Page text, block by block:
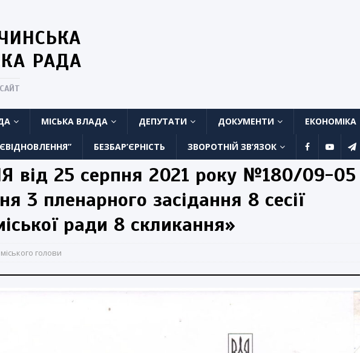
РАДА
МІСЬКА ВЛАДА ДЕПУТАТИ ДОКУМЕНТИ ЕКОНОМІКА
БЕЗБАР’ЄРНІСТЬ ЗВОРОТНІЙ ЗВ’ЯЗОК
25 серпня 2021 року №180/09-05
3 пленарного засідання 8 сесії
ради 8 скликання»
голови